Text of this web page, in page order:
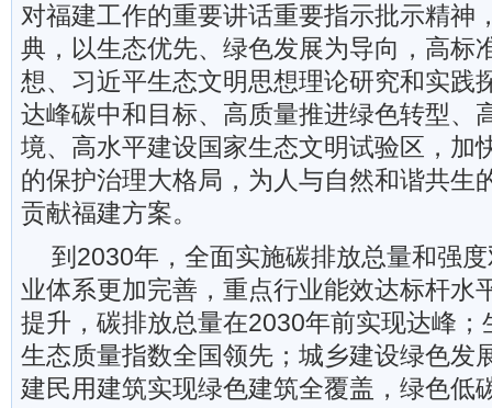
对福建工作的重要讲话重要指示批示精神
典，以生态优先、绿色发展为导向，高标
想、习近平生态文明思想理论研究和实践
达峰碳中和目标、高质量推进绿色转型、
境、高水平建设国家生态文明试验区，加
的保护治理大格局，为人与自然和谐共生
贡献福建方案。
到2030年，全面实施碳排放总量和强
业体系更加完善，重点行业能效达标杆水
提升，碳排放总量在2030年前实现达峰
生态质量指数全国领先；城乡建设绿色发
建民用建筑实现绿色建筑全覆盖，绿色低